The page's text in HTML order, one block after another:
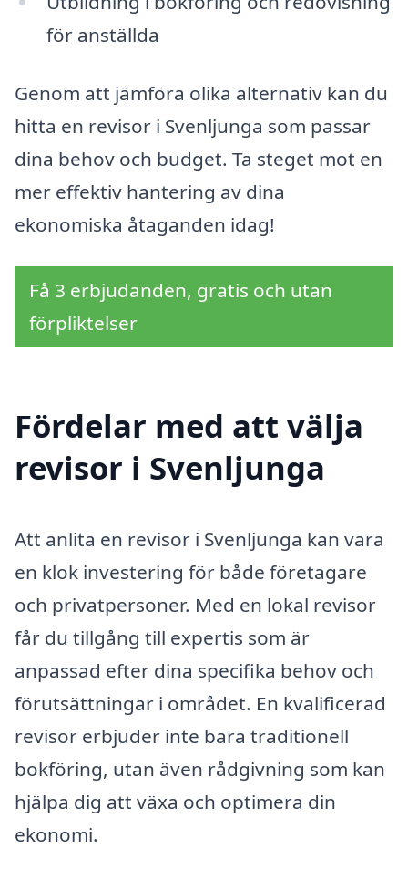
för anställda
Genom att jämföra olika alternativ kan du
hitta en revisor i Svenljunga som passar
dina behov och budget. Ta steget mot en
mer effektiv hantering av dina
ekonomiska åtaganden idag!
Få 3 erbjudanden, gratis och utan
förpliktelser
Fördelar med att välja
revisor i Svenljunga
Att anlita en revisor i Svenljunga kan vara
en klok investering för både företagare
och privatpersoner. Med en lokal revisor
får du tillgång till expertis som är
anpassad efter dina specifika behov och
förutsättningar i området. En kvalificerad
revisor erbjuder inte bara traditionell
bokföring, utan även rådgivning som kan
hjälpa dig att växa och optimera din
ekonomi.